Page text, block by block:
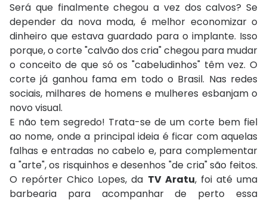
Será que finalmente chegou a vez dos calvos? Se
depender da nova moda, é melhor economizar o
dinheiro que estava guardado para o implante. Isso
porque, o corte "calvão dos cria" chegou para mudar
o conceito de que só os "cabeludinhos" têm vez. O
corte já ganhou fama em todo o Brasil. Nas redes
sociais, milhares de homens e mulheres esbanjam o
novo visual.
E não tem segredo! Trata-se de um corte bem fiel
ao nome, onde a principal ideia é ficar com aquelas
falhas e entradas no cabelo e, para complementar
a "arte", os risquinhos e desenhos "de cria" são feitos.
O repórter Chico Lopes, da TV Aratu, foi até uma
barbearia para acompanhar de perto essa